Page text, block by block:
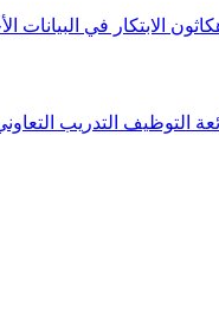
الابتكار في البيانات
التوظيف التدريب